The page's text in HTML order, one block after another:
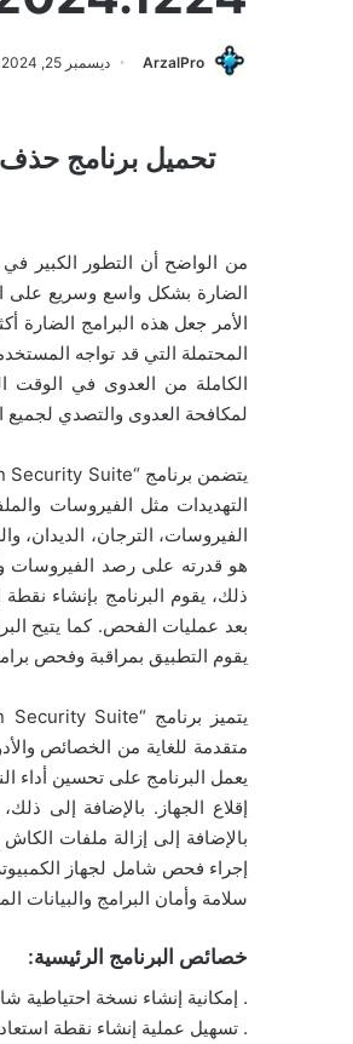
ArzalPro ديسمبر 25, 2024
من الواضح أن التطور الكبير في
الضارة بشكل واسع وسريع على
الأمر جعل هذه البرامج الضارة
المحتملة التي قد تواجه
لمكافحة العدوى والتصدي لجميع
التهديدات مثل الفيروسات
الفيروسات، الترجان، الديدان،
هو قدرته على رصد الفيروسات
ذلك، يقوم البرنامج بإنشاء
بعد عمليات الفحص. كما يتيح
يقوم التطبيق بمراقبة وفحص
متقدمة للغاية من الخصائص
يعمل البرنامج على تحسين أداء
إقلاع الجهاز. بالإضافة إلى
بالإضافة إلى إزالة ملفات
إجراء فحص شامل لجهاز
سلامة وأمان البرامج والبيانات
خصائص البرنامج الرئيسية:
. إمكانية إنشاء نسخة احتياطية
. تسهيل عملية إنشاء نقطة